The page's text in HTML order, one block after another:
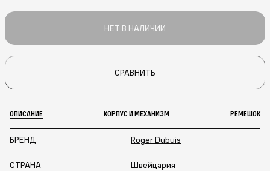
НЕТ В НАЛИЧИИ
СРАВНИТЬ
ОПИСАНИЕ КОРПУС И МЕХАНИЗМ РЕМЕШОК
БРЕНД Roger Dubuis
СТРАНА Швейцария